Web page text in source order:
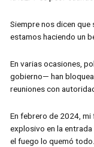
Siempre nos dicen
estamos haciendo un
En varias ocasiones,
gobierno— han
reuniones con
En febrero de 2024, mi
explosivo en la entrada
el fuego lo quemó